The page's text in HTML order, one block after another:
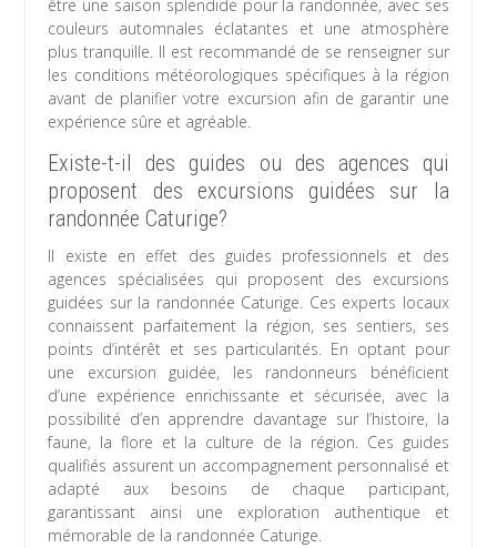
être une saison splendide pour la randonnée, avec ses
couleurs automnales éclatantes et une atmosphère
plus tranquille. Il est recommandé de se renseigner sur
les conditions météorologiques spécifiques à la région
avant de planifier votre excursion afin de garantir une
expérience sûre et agréable.
Existe-t-il des guides ou des agences qui
proposent des excursions guidées sur la
randonnée Caturige?
Il existe en effet des guides professionnels et des
agences spécialisées qui proposent des excursions
guidées sur la randonnée Caturige. Ces experts locaux
connaissent parfaitement la région, ses sentiers, ses
points d’intérêt et ses particularités. En optant pour
une excursion guidée, les randonneurs bénéficient
d’une expérience enrichissante et sécurisée, avec la
possibilité d’en apprendre davantage sur l’histoire, la
faune, la flore et la culture de la région. Ces guides
qualifiés assurent un accompagnement personnalisé et
adapté aux besoins de chaque participant,
garantissant ainsi une exploration authentique et
mémorable de la randonnée Caturige.